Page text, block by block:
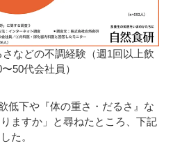
などの不調経験（週1回以上飲
50代会社員）
低下や『体の重さ・だるさ』な
ますか」と尋ねたところ、下記
た。